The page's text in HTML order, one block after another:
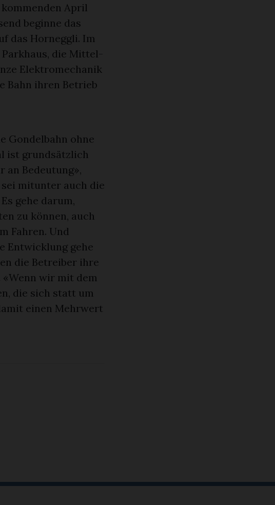
April
beginne das
das Horneggli. Im
die Mittel-
Elektromechanik
Bahn ihren Betrieb
Gondelbahn ohne
ist grundsätzlich
an Bedeutung»,
mitunter auch die
gehe darum,
zu können, auch
Fahren. Und
Entwicklung gehe
die Betreiber ihre
«Wenn wir mit dem
die sich statt um
einen Mehrwert